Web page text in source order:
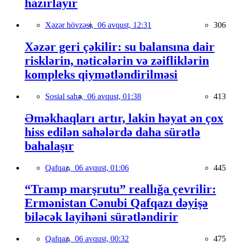
hazırlayır
Xəzər hövzəsi, 06 avqust, 12:31 306
Xəzər geri çəkilir: su balansına dair
risklərin, nəticələrin və zəifliklərin
kompleks qiymətləndirilməsi
Sosial sahə, 06 avqust, 01:38 413
Əməkhaqları artır, lakin həyat ən çox
hiss edilən sahələrdə daha sürətlə
bahalaşır
Qafqaz, 06 avqust, 01:06 445
“Tramp marşrutu” reallığa çevrilir:
Ermənistan Cənubi Qafqazı dəyişə
biləcək layihəni sürətləndirir
Qafqaz, 06 avqust, 00:32 475